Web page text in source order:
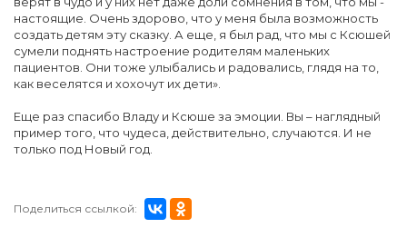
настоящие. Очень здорово, что у меня была возможность
создать детям эту сказку. А еще, я был рад, что мы с Ксюшей
сумели поднять настроение родителям маленьких
пациентов. Они тоже улыбались и радовались, глядя на то,
как веселятся и хохочут их дети».
Еще раз спасибо Владу и Ксюше за эмоции. Вы – наглядный
пример того, что чудеса, действительно, случаются. И не
только под Новый год.
Поделиться ссылкой: